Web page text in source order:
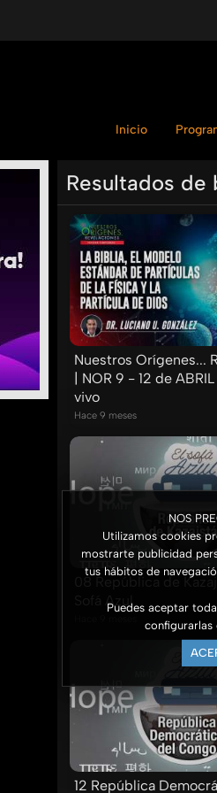
NOS
Utilizamos cookies
mostrarte publicidad
tus hábitos de
Puedes aceptar
configurarlas
Inicio
Resultados de
Nuestros Orígenes...
| NOR 9 - 12 de
vivo
Hace 9 meses
08 República de
Sofá Azul
12 República